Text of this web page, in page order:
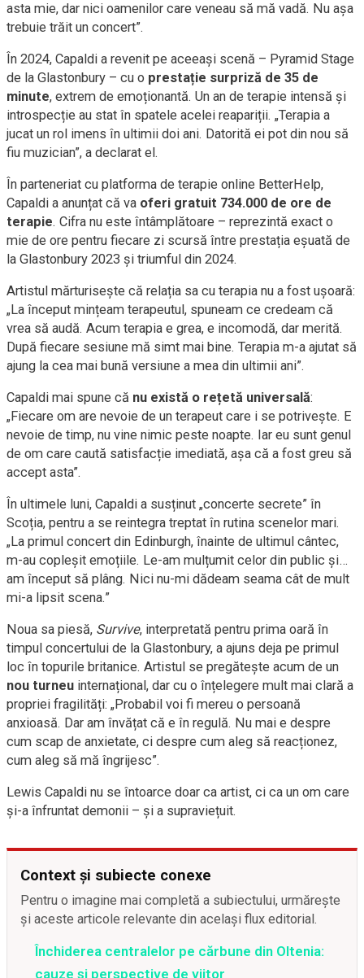
asta mie, dar nici oamenilor care veneau să mă vadă. Nu așa
trebuie trăit un concert”.
În 2024, Capaldi a revenit pe aceeași scenă – Pyramid Stage
de la Glastonbury – cu o prestație surpriză de 35 de
minute, extrem de emoționantă. Un an de terapie intensă și
introspecție au stat în spatele acelei reapariții. „Terapia a
jucat un rol imens în ultimii doi ani. Datorită ei pot din nou să
fiu muzician”, a declarat el.
În parteneriat cu platforma de terapie online BetterHelp,
Capaldi a anunțat că va oferi gratuit 734.000 de ore de
terapie. Cifra nu este întâmplătoare – reprezintă exact o
mie de ore pentru fiecare zi scursă între prestația eșuată de
la Glastonbury 2023 și triumful din 2024.
Artistul mărturisește că relația sa cu terapia nu a fost ușoară:
„La început mințeam terapeutul, spuneam ce credeam că
vrea să audă. Acum terapia e grea, e incomodă, dar merită.
După fiecare sesiune mă simt mai bine. Terapia m-a ajutat să
ajung la cea mai bună versiune a mea din ultimii ani”.
Capaldi mai spune că nu există o rețetă universală:
„Fiecare om are nevoie de un terapeut care i se potrivește. E
nevoie de timp, nu vine nimic peste noapte. Iar eu sunt genul
de om care caută satisfacție imediată, așa că a fost greu să
accept asta”.
În ultimele luni, Capaldi a susținut „concerte secrete” în
Scoția, pentru a se reintegra treptat în rutina scenelor mari.
„La primul concert din Edinburgh, înainte de ultimul cântec,
m-au copleșit emoțiile. Le-am mulțumit celor din public și…
am început să plâng. Nici nu-mi dădeam seama cât de mult
mi-a lipsit scena.”
Noua sa piesă, Survive, interpretată pentru prima oară în
timpul concertului de la Glastonbury, a ajuns deja pe primul
loc în topurile britanice. Artistul se pregătește acum de un
nou turneu internațional, dar cu o înțelegere mult mai clară a
propriei fragilități: „Probabil voi fi mereu o persoană
anxioasă. Dar am învățat că e în regulă. Nu mai e despre
cum scap de anxietate, ci despre cum aleg să reacționez,
cum aleg să mă îngrijesc”.
Lewis Capaldi nu se întoarce doar ca artist, ci ca un om care
și-a înfruntat demonii – și a supraviețuit.
Context și subiecte conexe
Pentru o imagine mai completă a subiectului, urmărește
și aceste articole relevante din același flux editorial.
Închiderea centralelor pe cărbune din Oltenia:
cauze și perspective de viitor